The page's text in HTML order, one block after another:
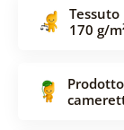
170 g/